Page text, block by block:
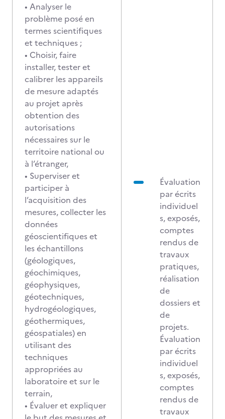
• Analyser le
problème posé en
termes scientifiques
et techniques ;
• Choisir, faire
installer, tester et
calibrer les appareils
de mesure adaptés
au projet après
obtention des
autorisations
nécessaires sur le
territoire national ou
à l’étranger,
• Superviser et
participer à
l’acquisition des
mesures, collecter les
données
géoscientifiques et
les échantillons
(géologiques,
géochimiques,
géophysiques,
géotechniques,
hydrogéologiques,
géothermiques,
géospatiales) en
utilisant des
techniques
appropriées au
laboratoire et sur le
terrain,
• Évaluer et expliquer
Évaluation
par écrits
individuel
s, exposés,
comptes
rendus de
travaux
pratiques,
réalisation
de
dossiers et
de
projets.
Évaluation
par écrits
individuel
s, exposés,
comptes
rendus de
travaux